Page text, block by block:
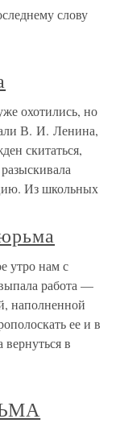
слову
охотились, но
В. И. Ленина,
скитаться,
Из школьных
утро нам с
работа —
наполненной
ее и в
в